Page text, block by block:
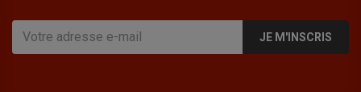
JE M'INSCRIS